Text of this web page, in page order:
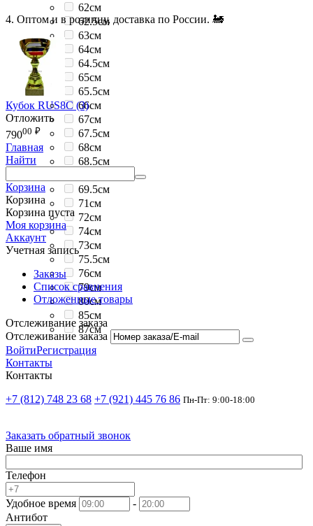
62см
62.5см
63см
64см
64.5см
65см
65.5см
66см
67см
67.5см
68см
68.5см
69.5см
71см
72см
74см
73см
75.5см
76см
79см
80см
85см
87см
4. Оптом и в розницу, доставка по России. 🚂
Кубок RUS8C (3)
Отложить
79000 ₽
Главная
Найти
Корзина
Корзина
Корзина пуста
Моя корзина
Аккаунт
Учетная запись
Заказы
Список сравнения
Отложенные товары
Отслеживание заказа
Отслеживание заказа
ВойтиРегистрация
Контакты
Контакты
+7 (812) 748 23 68 +7 (921) 445 76 86 Пн-Пт: 9:00-18:00
Заказать обратный звонок
Ваше имя
Телефон
Удобное время
-
Антибот